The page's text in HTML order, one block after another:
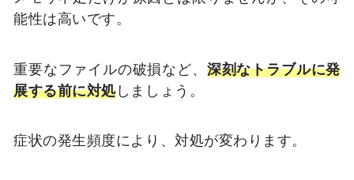
能性は高いです。
重要なファイルの破損など、 深刻なトラブルに発
展する前に対処しましょう。
症状の発生頻度により、対処が変わります。